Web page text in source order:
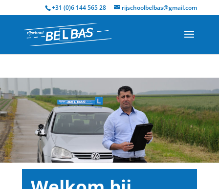
+31 (0)6 144 565 28 rijschoolbelbas@gmail.com